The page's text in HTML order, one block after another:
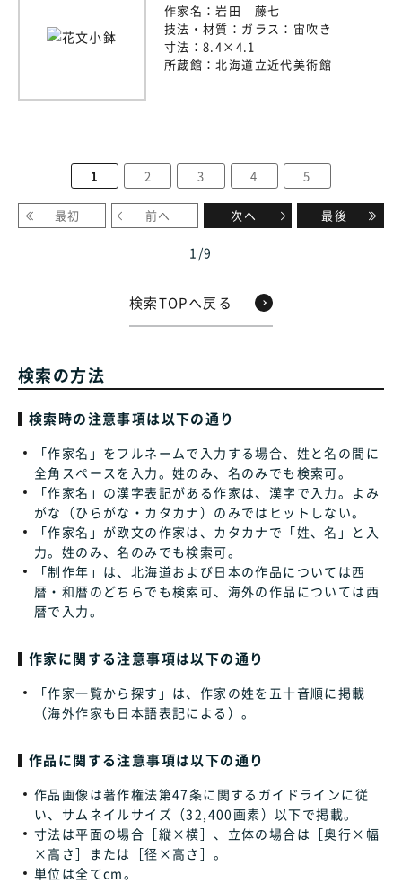
作家名：岩田 藤七
技法・材質： ガラス：宙吹き
寸法： 8.4×4.1
所蔵館： 北海道立近代美術館
1 2 3 4 5
最初 前へ 次へ 最後
1 /9
検索TOPへ戻る
検索の方法
検索時の注意事項は以下の通り
「作家名」をフルネームで入力する場合、姓と名の間に
全角スペースを入力。姓のみ、名のみでも検索可。
「作家名」の漢字表記がある作家は、漢字で入力。よみ
がな（ひらがな・カタカナ）のみではヒットしない。
「作家名」が欧文の作家は、カタカナで「姓、名」と入
力。姓のみ、名のみでも検索可。
「制作年」は、北海道および日本の作品については西
暦・和暦のどちらでも検索可、海外の作品については西
暦で入力。
作家に関する注意事項は以下の通り
「作家一覧から探す」は、作家の姓を五十音順に掲載
（海外作家も日本語表記による）。
作品に関する注意事項は以下の通り
作品画像は著作権法第47条に関するガイドラインに従
い、サムネイルサイズ（32,400画素）以下で掲載。
寸法は平面の場合［縦×横］、立体の場合は［奥行×幅
×高さ］または［径×高さ］。
単位は全てcm。